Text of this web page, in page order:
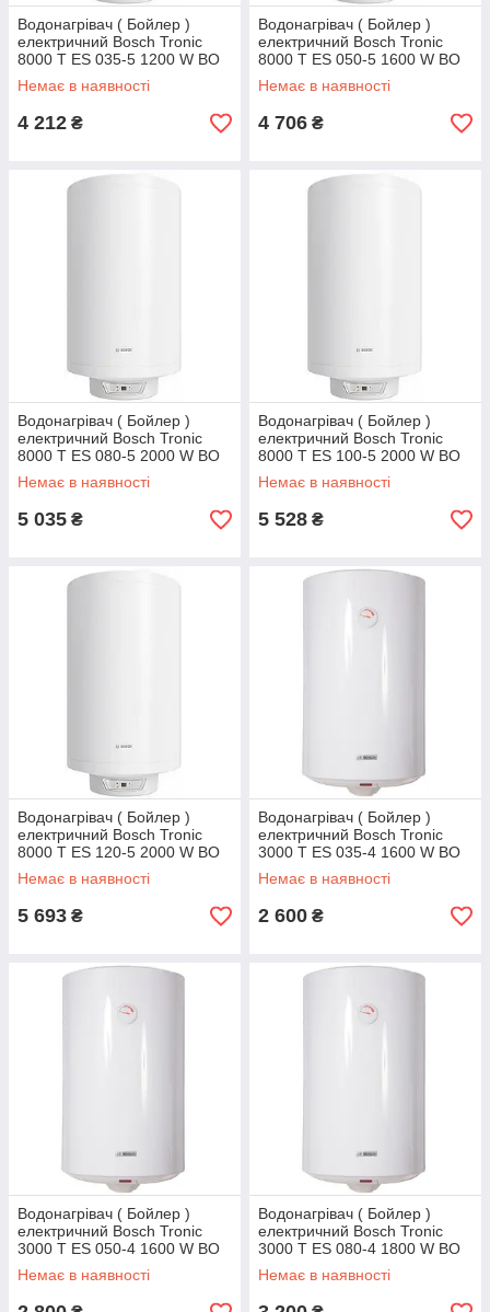
Водонагрівач ( Бойлер )
електричний Bosch Tronic
8000 T ES 035-5 1200 W BO
сухий ТЕН
Немає в наявності
4 212 ₴
Водонагрівач ( Бойлер )
електричний Bosch Tronic
8000 T ES 050-5 1600 W BO
сухий ТЕН
Немає в наявності
4 706 ₴
Водонагрівач ( Бойлер )
електричний Bosch Tronic
8000 T ES 080-5 2000 W BO
сухий ТЕН
Немає в наявності
5 035 ₴
Водонагрівач ( Бойлер )
електричний Bosch Tronic
8000 T ES 100-5 2000 W BO
сухий ТЕН
Немає в наявності
5 528 ₴
Водонагрівач ( Бойлер )
електричний Bosch Tronic
8000 T ES 120-5 2000 W BO
сухий ТЕН
Немає в наявності
5 693 ₴
Водонагрівач ( Бойлер )
електричний Bosch Tronic
3000 T ES 035-4 1600 W BO
Сухий тен
Немає в наявності
2 600 ₴
Водонагрівач ( Бойлер )
електричний Bosch Tronic
3000 T ES 050-4 1600 W BO
Сухий тен
Немає в наявності
Водонагрівач ( Бойлер )
електричний Bosch Tronic
3000 T ES 080-4 1800 W BO
Сухий тен
Немає в наявності